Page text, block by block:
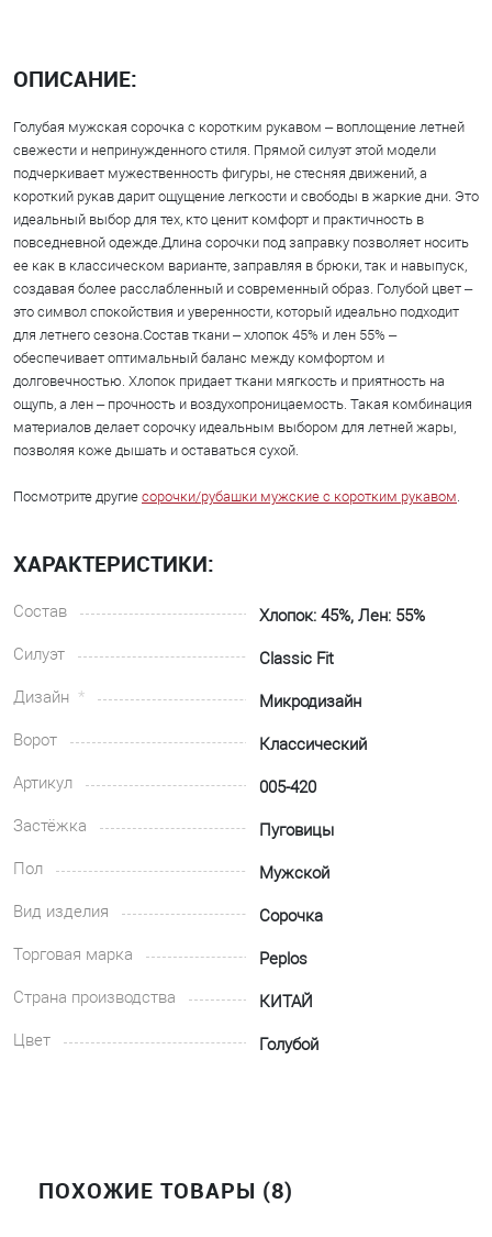
ОПИСАНИЕ:
Голубая мужская сорочка с коротким рукавом – воплощение летней
свежести и непринужденного стиля. Прямой силуэт этой модели
подчеркивает мужественность фигуры, не стесняя движений, а
короткий рукав дарит ощущение легкости и свободы в жаркие дни. Это
идеальный выбор для тех, кто ценит комфорт и практичность в
повседневной одежде.Длина сорочки под заправку позволяет носить
ее как в классическом варианте, заправляя в брюки, так и навыпуск,
создавая более расслабленный и современный образ. Голубой цвет –
это символ спокойствия и уверенности, который идеально подходит
для летнего сезона.Состав ткани – хлопок 45% и лен 55% –
обеспечивает оптимальный баланс между комфортом и
долговечностью. Хлопок придает ткани мягкость и приятность на
ощупь, а лен – прочность и воздухопроницаемость. Такая комбинация
материалов делает сорочку идеальным выбором для летней жары,
позволяя коже дышать и оставаться сухой.
Посмотрите другие сорочки/рубашки мужские с коротким рукавом.
ХАРАКТЕРИСТИКИ:
Состав
Хлопок: 45%, Лен: 55%
Силуэт
Classic Fit
Дизайн
Микродизайн
Ворот
Классический
Артикул
005-420
Застёжка
Пуговицы
Пол
Мужской
Вид изделия
Сорочка
Торговая марка
Peplos
Страна производства
КИТАЙ
Цвет
Голубой
ПОХОЖИЕ ТОВАРЫ (8)